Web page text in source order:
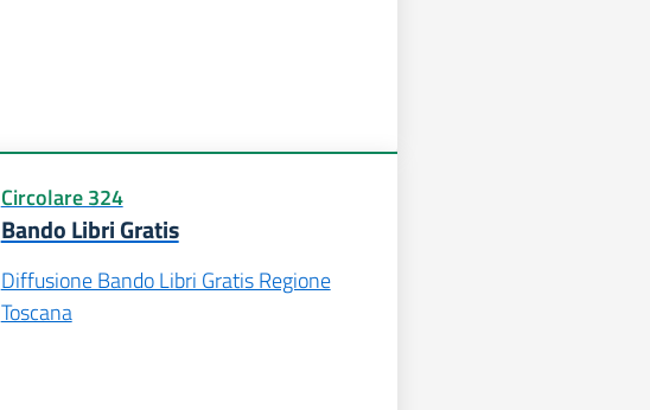
Circolare 324
Bando Libri Gratis
Diffusione Bando Libri Gratis Regione
Toscana